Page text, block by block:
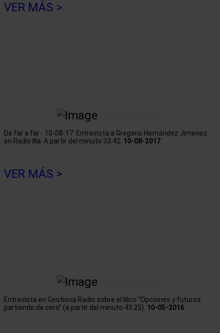
VER MÁS >
De far a far - 10-08-17. Entrevista a Gregorio Hernández Jimenez
en Radio Illa. A partir del minuto 33:42. 10-08-2017
VER MÁS >
Entrevista en Gestiona Radio sobre el libro “Opciones y futuros
partiendo de cero” (a partir del minuto 43:25). 10-05-2016